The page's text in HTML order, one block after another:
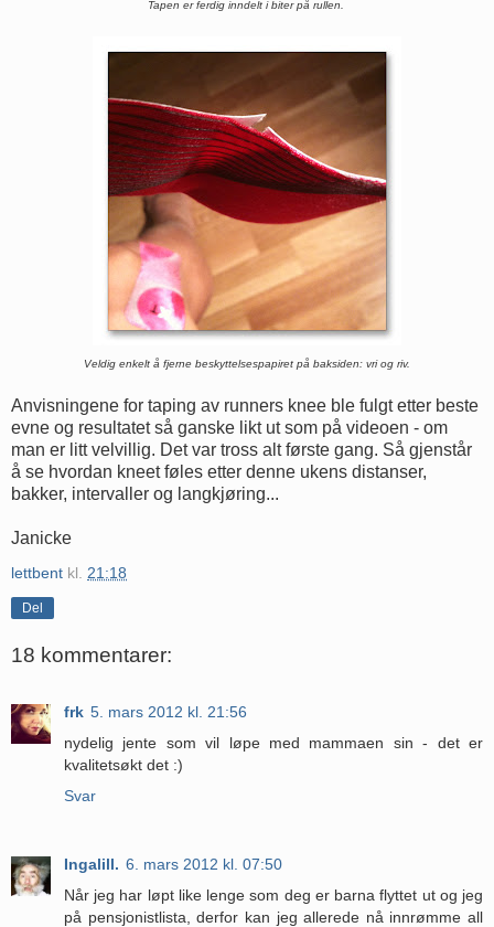
Tapen er ferdig inndelt i biter på rullen.
Veldig enkelt å fjerne beskyttelsespapiret på baksiden: vri og riv.
Anvisningene for taping av runners knee ble fulgt etter beste
evne og resultatet så ganske likt ut som på videoen - om
man er litt velvillig. Det var tross alt første gang. Så gjenstår
å se hvordan kneet føles etter denne ukens distanser,
bakker, intervaller og langkjøring...
Janicke
lettbent kl. 21:18
Del
18 kommentarer:
frk 5. mars 2012 kl. 21:56
nydelig jente som vil løpe med mammaen sin - det er
kvalitetsøkt det :)
Svar
Ingalill. 6. mars 2012 kl. 07:50
Når jeg har løpt like lenge som deg er barna flyttet ut og jeg
på pensjonistlista, derfor kan jeg allerede nå innrømme all